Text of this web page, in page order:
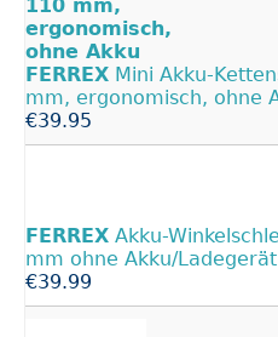
FERREX Mini Akku-
mm, ergonomisch, ohne
€39.95
FERREX Akku-
mm ohne Akku/Ladegerät
€39.99